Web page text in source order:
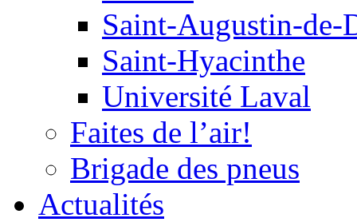
Saint-Augustin-de-
Saint-Hyacinthe
Université Laval
Faites de l’air!
Brigade des pneus
Actualités